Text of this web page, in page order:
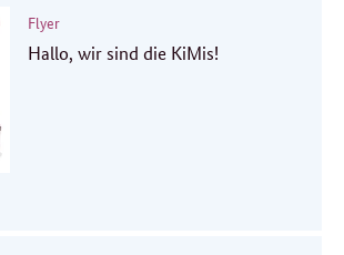
Flyer
Hallo, wir sind die KiMis!